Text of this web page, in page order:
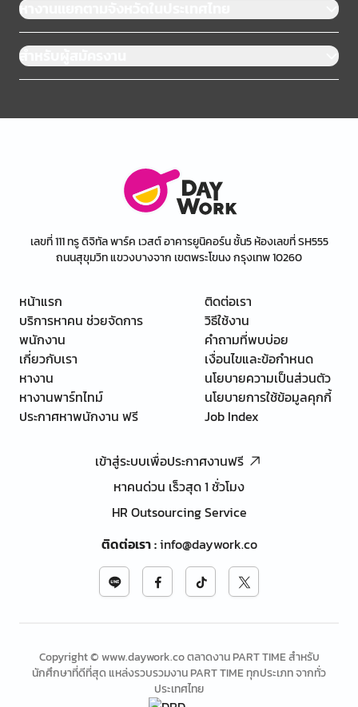
หางานแยกตามจังหวัดในประเทศไทย
สำหรับผู้สมัครงาน
เลขที่ 111 ทรู ดิจิทัล พาร์ค เวสต์ อาคารยูนิคอร์น ชั้น5 ห้องเลขที่ SH555
ถนนสุขุมวิท แขวงบางจาก เขตพระโขนง กรุงเทพ 10260
หน้าแรก
บริการหาคน ช่วยจัดการ
พนักงาน
เกี่ยวกับเรา
หางาน
หางานพาร์ทไทม์
ประกาศหาพนักงาน ฟรี
ติดต่อเรา
วิธีใช้งาน
คำถามที่พบบ่อย
เงื่อนไขและข้อกำหนด
นโยบายความเป็นส่วนตัว
นโยบายการใช้ข้อมูลคุกกี้
Job Index
เข้าสู่ระบบเพื่อประกาศงานฟรี
หาคนด่วน เร็วสุด 1 ชั่วโมง
HR Outsourcing Service
ติดต่อเรา:info@daywork.co
Copyright © www.daywork.co ตลาดงาน PART TIME สำหรับ
นักศึกษาที่ดีที่สุด แหล่งรวบรวมงาน PART TIME ทุกประเภท จากทั่ว
ประเทศไทย